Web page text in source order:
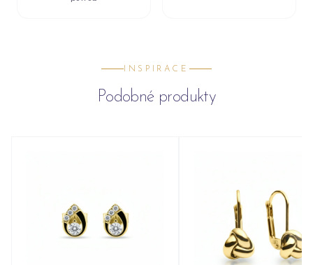
INSPIRACE
Podobné produkty